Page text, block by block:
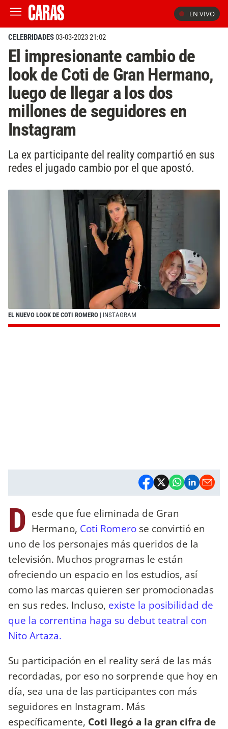
EN VIVO
CELEBRIDADES03-03-2023 21:02
El impresionante cambio de
look de Coti de Gran Hermano,
luego de llegar a los dos
millones de seguidores en
Instagram
La ex participante del reality compartió en sus
redes el jugado cambio por el que apostó.
EL NUEVO LOOK DE COTI ROMERO | INSTAGRAM
D esde que fue eliminada de Gran
Hermano, Coti Romero se convirtió en
uno de los personajes más queridos de la
televisión. Muchos programas le están
ofreciendo un espacio en los estudios, así
como las marcas quieren ser promocionadas
en sus redes. Incluso, existe la posibilidad de
que la correntina haga su debut teatral con
Nito Artaza.
Su participación en el reality será de las más
recordadas, por eso no sorprende que hoy en
día, sea una de las participantes con más
seguidores en Instagram. Más
específicamente, Coti llegó a la gran cifra de